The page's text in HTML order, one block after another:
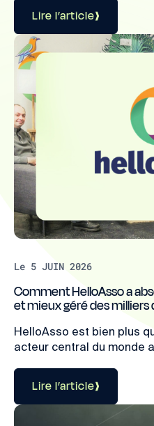
Lire l’article
Le 5 JUIN 2026
Comment HelloAsso a
et mieux géré des
HelloAsso est bien plus
acteur central du monde
Lire l’article